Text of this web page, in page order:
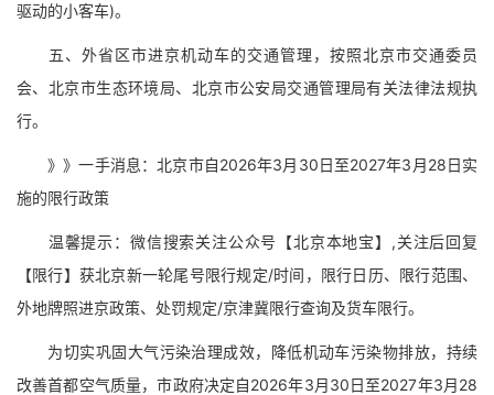
驱动的小客车)。
五、外省区市进京机动车的交通管理，按照北京市交通委员
会、北京市生态环境局、北京市公安局交通管理局有关法律法规执
行。
》》一手消息：北京市自2026年3月30日至2027年3月28日实
施的限行政策
温馨提示：微信搜索关注公众号【北京本地宝】,关注后回复
【限行】获北京新一轮尾号限行规定/时间，限行日历、限行范围、
外地牌照进京政策、处罚规定/京津冀限行查询及货车限行。
为切实巩固大气污染治理成效，降低机动车污染物排放，持续
改善首都空气质量，市政府决定自2026年3月30日至2027年3月28